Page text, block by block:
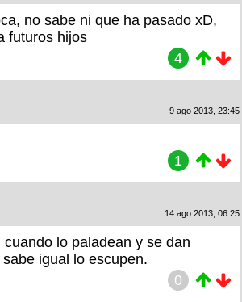
no sabe ni que ha pasado xD,
futuros hijos
4
9 ago 2013, 23:45
1
14 ago 2013, 06:25
lo paladean y se dan
igual lo escupen.
0